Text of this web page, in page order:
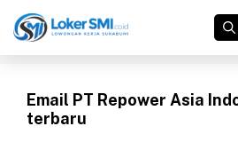
ke
Email PT Repower Asia
terbaru